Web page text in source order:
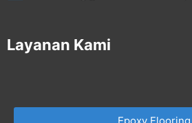
Layanan Kami